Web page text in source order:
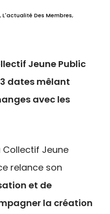
,L'actualité Des Membres,
Jeune Public
dates mêlant
avec les
Collectif Jeune
relance son
et de
la création